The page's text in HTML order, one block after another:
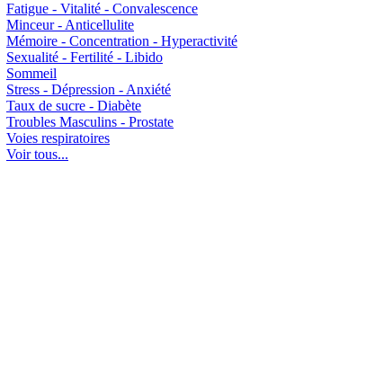
Fatigue - Vitalité - Convalescence
Minceur - Anticellulite
Mémoire - Concentration - Hyperactivité
Sexualité - Fertilité - Libido
Sommeil
Stress - Dépression - Anxiété
Taux de sucre - Diabète
Troubles Masculins - Prostate
Voies respiratoires
Voir tous...